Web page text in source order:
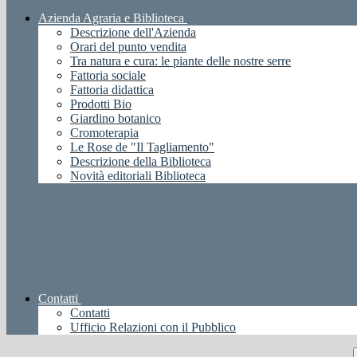
Azienda Agraria e Biblioteca
Descrizione dell'Azienda
Orari del punto vendita
Tra natura e cura: le piante delle nostre serre
Fattoria sociale
Fattoria didattica
Prodotti Bio
Giardino botanico
Cromoterapia
Le Rose de "Il Tagliamento"
Descrizione della Biblioteca
Novità editoriali Biblioteca
Contatti
Contatti
Ufficio Relazioni con il Pubblico